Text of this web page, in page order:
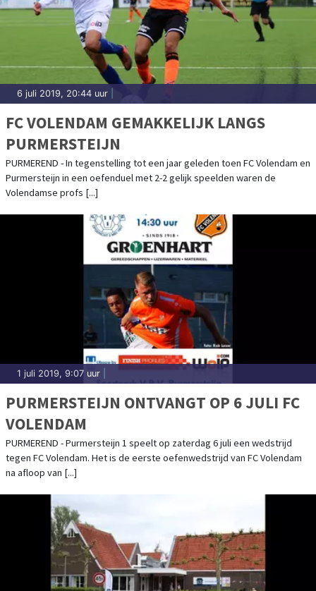
6 juli 2019, 20:44 uur
FC VOLENDAM GEMAKKELIJK LANGS
PURMERSTEIJN
PURMEREND - In tegenstelling tot een jaar geleden toen FC Volendam en
Purmersteijn in een oefenduel met 2-2 gelijk speelden waren de
Volendamse profs [...]
1 juli 2019, 9:07 uur
PURMERSTEIJN ONTVANGT OP 6 JULI FC
VOLENDAM
PURMEREND - Purmersteijn 1 speelt op zaterdag 6 juli een wedstrijd
tegen FC Volendam. Het is de eerste oefenwedstrijd van FC Volendam
na afloop van [...]